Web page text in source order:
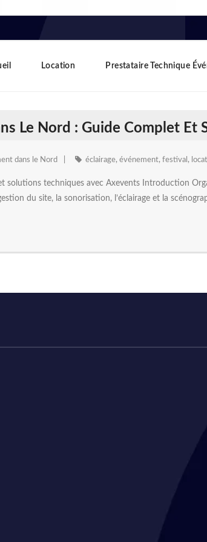
Location Prestataire Technique
Le Nord : Guide Complet Et
dans le Nord éclairage, événement, festival ,
techniques avec Axevents Introduction
du site, la sonorisation, l’éclairage et la